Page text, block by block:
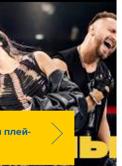
плей-